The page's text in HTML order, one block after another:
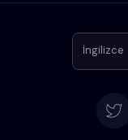
İngilizce